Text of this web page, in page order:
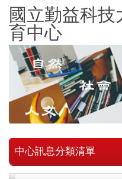
跳
到
主
要
內
國立勤益科
育中心
中心訊息分類清單